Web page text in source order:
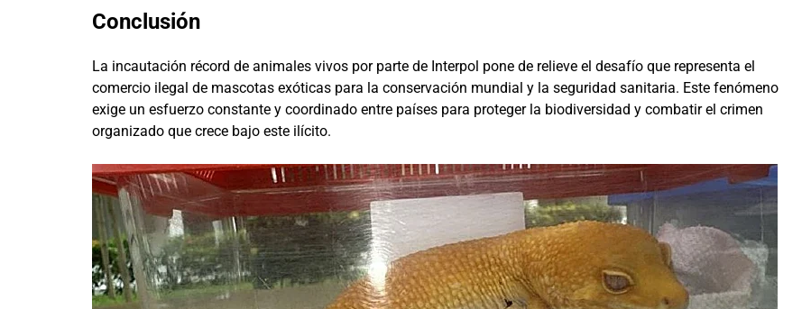
Conclusión
La incautación récord de animales vivos por parte de Interpol pone de relieve el desafío que representa el
comercio ilegal de mascotas exóticas para la conservación mundial y la seguridad sanitaria. Este fenómeno
exige un esfuerzo constante y coordinado entre países para proteger la biodiversidad y combatir el crimen
organizado que crece bajo este ilícito.